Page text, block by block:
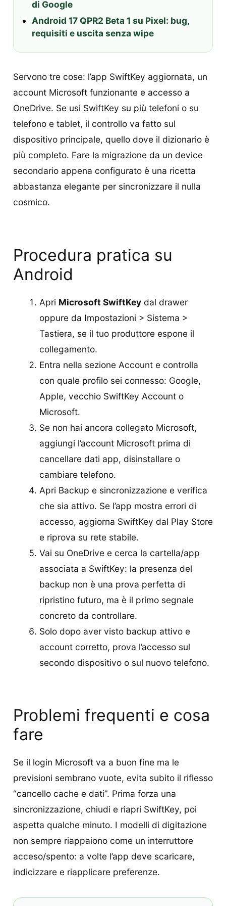
di Google
Android 17 QPR2 Beta 1 su Pixel: bug,
requisiti e uscita senza wipe
Servono tre cose: l’app SwiftKey aggiornata, un
account Microsoft funzionante e accesso a
OneDrive. Se usi SwiftKey su più telefoni o su
telefono e tablet, il controllo va fatto sul
dispositivo principale, quello dove il dizionario è
più completo. Fare la migrazione da un device
secondario appena configurato è una ricetta
abbastanza elegante per sincronizzare il nulla
cosmico.
Procedura pratica su
Android
Apri Microsoft SwiftKeydal drawer
oppure da Impostazioni > Sistema >
Tastiera, se il tuo produttore espone il
collegamento.
Entra nella sezione Account e controlla
con quale profilo sei connesso: Google,
Apple, vecchio SwiftKey Account o
Microsoft.
Se non hai ancora collegato Microsoft,
aggiungi l’account Microsoft prima di
cancellare dati app, disinstallare o
cambiare telefono.
Apri Backup e sincronizzazione e verifica
che sia attivo. Se l’app mostra errori di
accesso, aggiorna SwiftKey dal Play Store
e riprova su rete stabile.
Vai su OneDrive e cerca la cartella/app
associata a SwiftKey: la presenza del
backup non è una prova perfetta di
ripristino futuro, ma è il primo segnale
concreto da controllare.
Solo dopo aver visto backup attivo e
account corretto, prova l’accesso sul
secondo dispositivo o sul nuovo telefono.
Problemi frequenti e cosa
fare
Se il login Microsoft va a buon fine ma le
previsioni sembrano vuote, evita subito il riflesso
“cancello cache e dati”. Prima forza una
sincronizzazione, chiudi e riapri SwiftKey, poi
aspetta qualche minuto. I modelli di digitazione
non sempre riappaiono come un interruttore
acceso/spento: a volte l’app deve scaricare,
indicizzare e riapplicare preferenze.